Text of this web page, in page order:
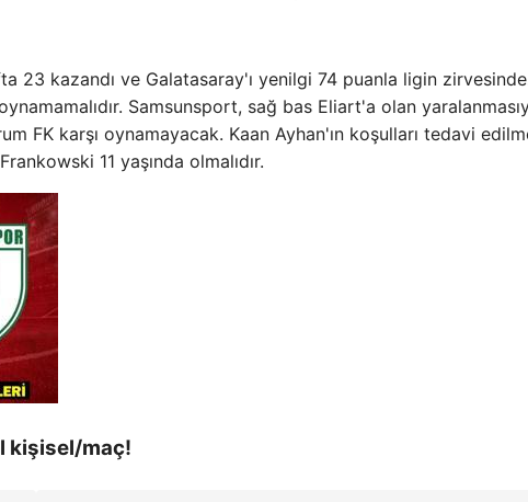
23 kazandı ve Galatasaray'ı yenilgi 74 puanla ligin
Samsunsport, sağ bas Eliart'a olan
FK karşı oynamayacak. Kaan Ayhan'ın koşulları tedavi
11 yaşında olmalıdır.
kişisel/maç!